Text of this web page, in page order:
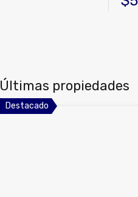
Últimas propiedades
Destacado